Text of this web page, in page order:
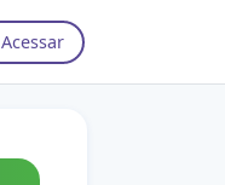
Acessar